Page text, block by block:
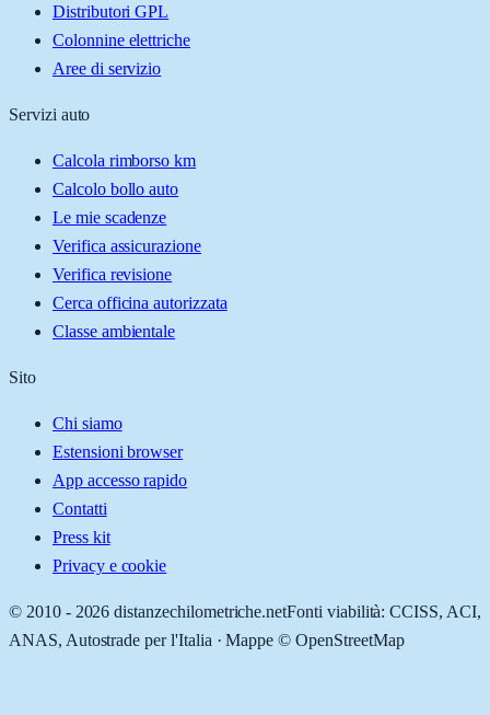
Distributori GPL
Colonnine elettriche
Aree di servizio
Servizi auto
Calcola rimborso km
Calcolo bollo auto
Le mie scadenze
Verifica assicurazione
Verifica revisione
Cerca officina autorizzata
Classe ambientale
Sito
Chi siamo
Estensioni browser
App accesso rapido
Contatti
Press kit
Privacy e cookie
© 2010 - 2026 distanzechilometriche.netFonti viabilità: CCISS, ACI,
ANAS, Autostrade per l'Italia · Mappe © OpenStreetMap